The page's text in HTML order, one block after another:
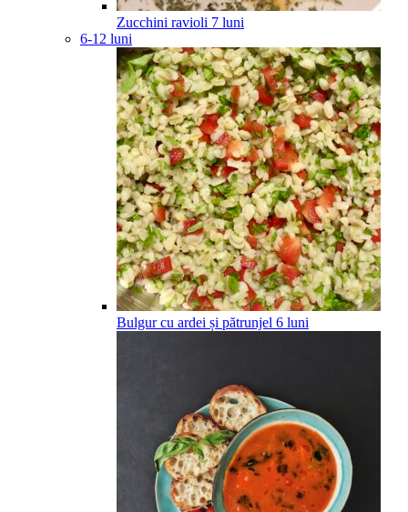
Zucchini ravioli 7 luni
6-12 luni
Bulgur cu ardei și pătrunjel 6 luni